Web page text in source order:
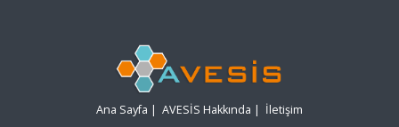
Ana Sayfa | AVESİS Hakkında | İletişim